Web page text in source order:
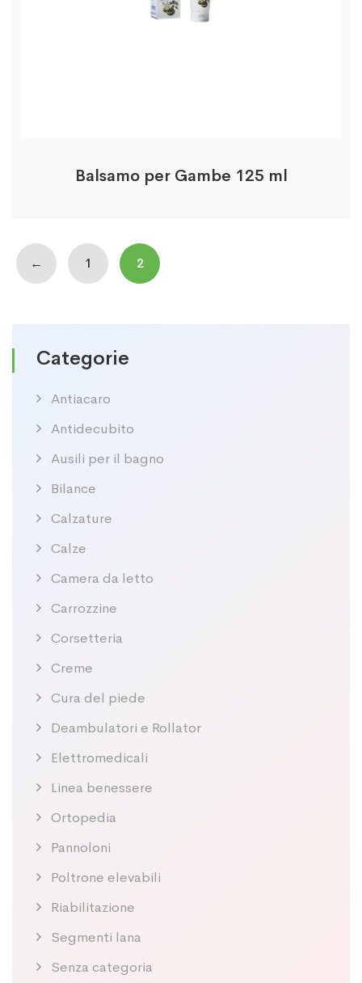
Categorie
Antiacaro
Antidecubito
Ausili per il bagno
Bilance
Calzature
Calze
Camera da letto
Carrozzine
Corsetteria
Creme
Cura del piede
Deambulatori e Rollator
Elettromedicali
Linea benessere
Ortopedia
Pannoloni
Poltrone elevabili
Riabilitazione
Segmenti lana
Senza categoria
Balsamo per Gambe 125 ml
← 1 2